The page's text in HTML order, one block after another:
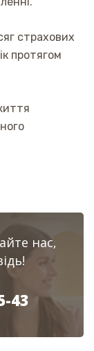
страхових
протягом
нас,
43